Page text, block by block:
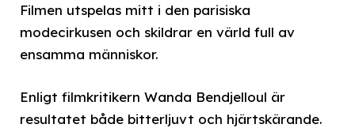
Filmen utspelas mitt i den parisiska
modecirkusen och skildrar en värld full av
ensamma människor.
Enligt filmkritikern Wanda Bendjelloul är
resultatet både bitterljuvt och hjärtskärande.